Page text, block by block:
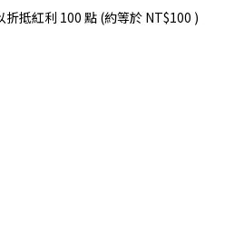
折抵紅利 100 點 (約等於 NT$100 )